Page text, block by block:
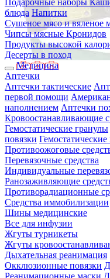
Подарочные наборы
блюда Напитки
Сушеное мясо и вяленое
Чипсы мясные Кронидов
Продукты высокой
Десерты в поход
Медицина
Аптечки
Аптечки тактические
первой помощи
наполнением Аптечки
Кровоостанавливающие
Гемостатические гранулы
повязки
Противоожоговые
Перевязочные средства
Индивидуальные
Ранозаживляющие
Противорадиационные
Средства иммобилизации
Шины медицинские
Все для инфузии
Жгуты турникеты
Жгуты
Дыхательная реанимация
Окклюзионные повязки